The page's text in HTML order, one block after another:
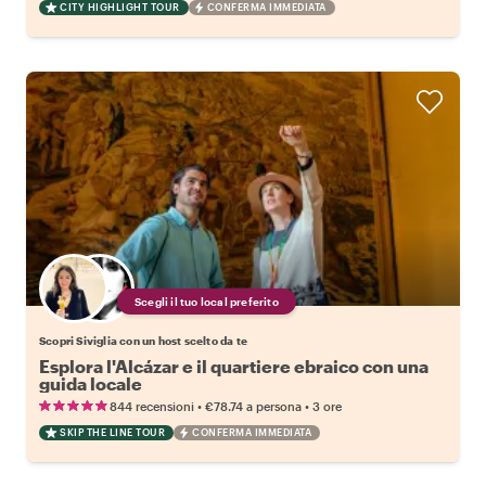
CITY HIGHLIGHT TOUR CONFERMA IMMEDIATA
Scegli il tuo local preferito
Scopri Siviglia con un host scelto da te
Esplora l'Alcázar e il quartiere ebraico con una
guida locale
844 recensioni • €78.74 a persona • 3 ore
SKIP THE LINE TOUR CONFERMA IMMEDIATA